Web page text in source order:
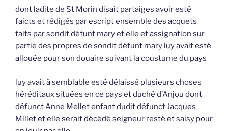
dont ladite de St Morin disait partaiges avoir esté
faicts et rédigés par escript ensemble des acquets
faits par sondit défunt mary et elle et assignation sur
partie des propres de sondit défunt mary luy avait esté
allouée pour son douaire suivant la coustume du pays
luy avait à semblable esté délaissé plusieurs choses
héréditaux situées en ce pays et duché d’Anjou dont
défunct Anne Mellet enfant dudit défunct Jacques
Millet et elle serait décédé seigneur resté et saisy pour